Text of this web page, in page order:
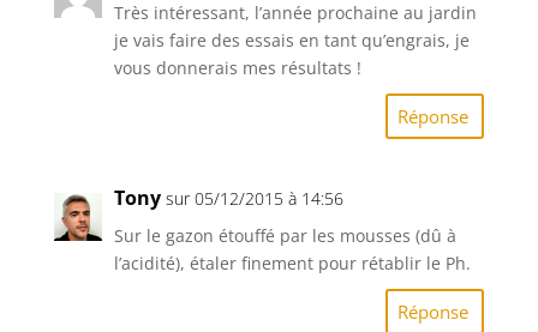
Très intéressant, l’année prochaine au jardin
je vais faire des essais en tant qu’engrais, je
vous donnerais mes résultats !
Réponse
Tony sur 05/12/2015 à 14:56
Sur le gazon étouffé par les mousses (dû à
l’acidité), étaler finement pour rétablir le Ph.
Réponse